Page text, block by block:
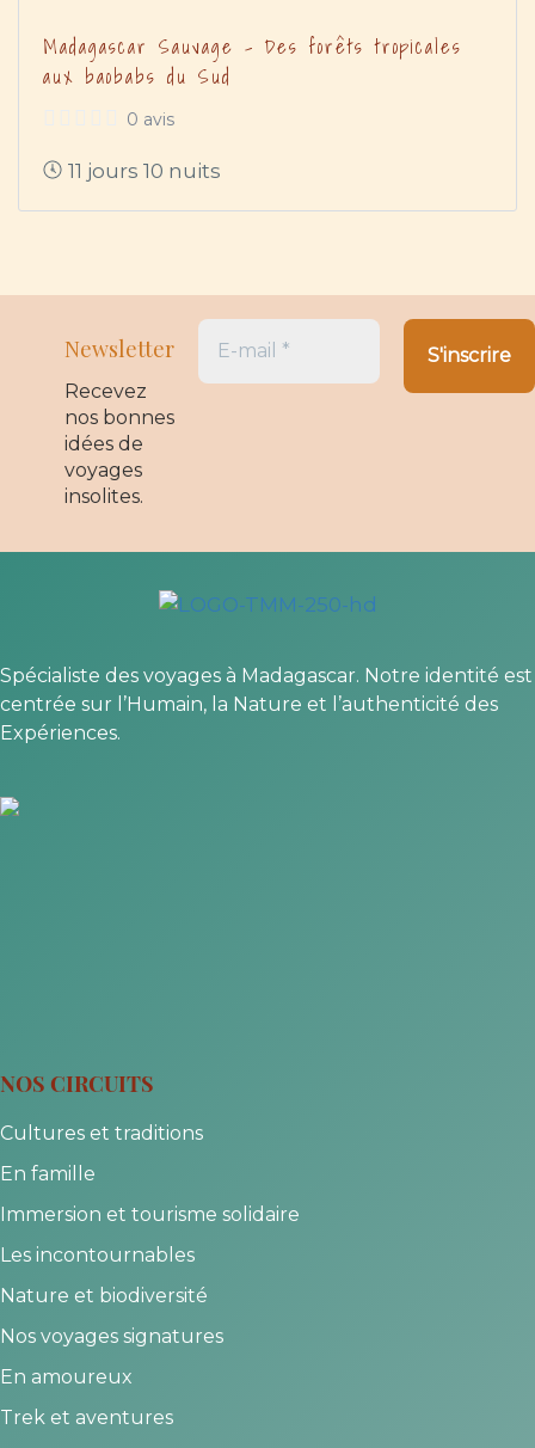
Madagascar Sauvage – Des forêts tropicales
aux baobabs du Sud
0 avis
11 jours 10 nuits
Newsletter
Recevez
nos bonnes
idées de
voyages
insolites.
Spécialiste des voyages à Madagascar. Notre identité est
centrée sur l’Humain, la Nature et l’authenticité des
Expériences.
NOS CIRCUITS
Cultures et traditions
En famille
Immersion et tourisme solidaire
Les incontournables
Nature et biodiversité
Nos voyages signatures
En amoureux
Trek et aventures